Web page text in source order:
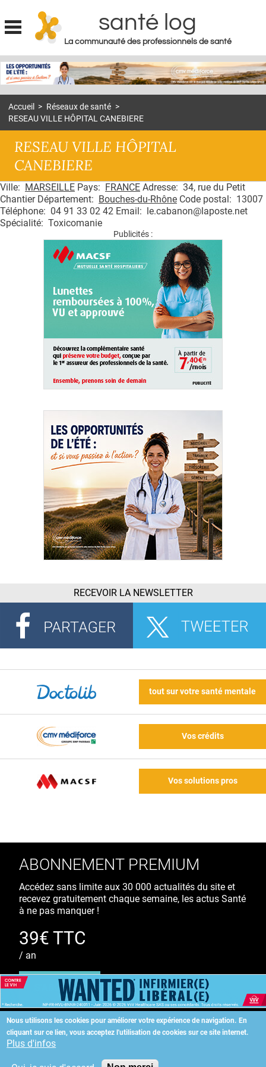
Jump to navigation
santé log
La communauté des professionnels de santé
MON COMPTE
S'ABONNER À LA REVUE SOIN À DOMICILE
DOSSIERS
RÉSEAUX
E-REVUE SAD
THÉMA
QUI SOMMES-NOUS ?
CONDITIONS GÉNÉRALES
Accueil > Réseaux de santé >
RESEAU VILLE HÔPITAL CANEBIERE
RESEAU VILLE HÔPITAL
CANEBIERE
Ville: MARSEILLE Pays: FRANCE Adresse: 34, rue du Petit
Chantier Département: Bouches-du-Rhône Code postal: 13007
Téléphone: 04 91 33 02 42 Email: le.cabanon@laposte.net
Spécialité: Toxicomanie
Publicités :
RECEVOIR LA NEWSLETTER
tout sur votre santé mentale
Vos crédits
Vos solutions pros
Nous utilisons les cookies pour améliorer votre expérience de navigation. En
cliquant sur ce lien, vous acceptez l'utilisation de cookies sur ce site internet.
Plus d'infos
ABONNEMENT PREMIUM
Accédez sans limite aux 30 000 actualités du site et
recevez gratuitement chaque semaine, les actus Santé
à ne pas manquer !
39€ TTC
/ an
S'ABONNER
Copyright©2026 ALLIEDHEALTH